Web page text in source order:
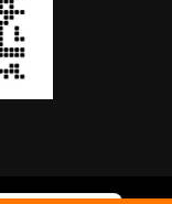
Portuguese